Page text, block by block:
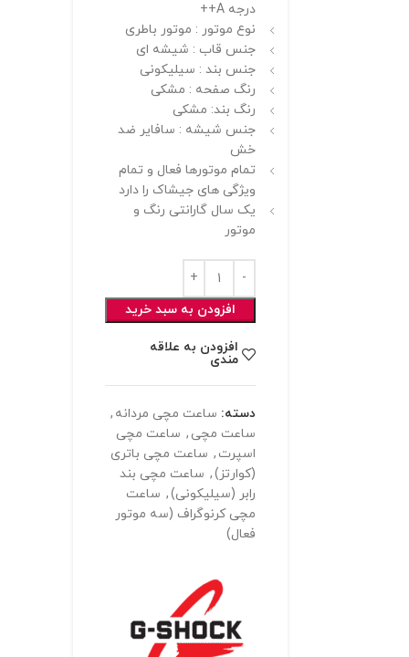
درجه A++
نوع موتور : موتور باطری
جنس قاب : شیشه ای
جنس بند : سیلیکونی
رنگ صفحه : مشکی
رنگ بند: مشکی
جنس شیشه : سافایر ضد
خش
تمام موتورها فعال و تمام
ویژگی های جیشاک را دارد
یک سال گارانتی رنگ و
موتور
افزودن به سبد خرید
افزودن به علاقه
مندی
دسته: ساعت مچی مردانه ,
ساعت مچی , ساعت مچی
اسپرت , ساعت مچی باتری
(کوارتز), ساعت مچی بند
رابر (سیلیکونی), ساعت
مچی کرنوگراف (سه موتور
فعال)